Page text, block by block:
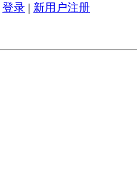
登录 | 新用户注册